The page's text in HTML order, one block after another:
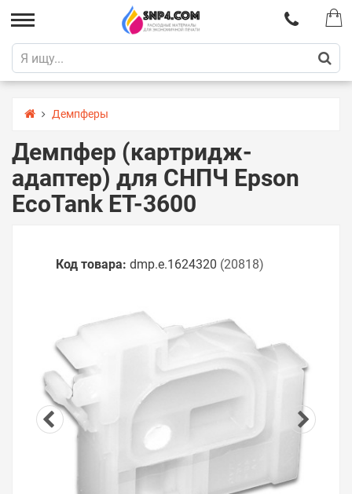
Демпферы
Демпфер (картридж-
адаптер) для СНПЧ Epson
EcoTank ET-3600
Код товара: dmp.e.1624320 (20818)